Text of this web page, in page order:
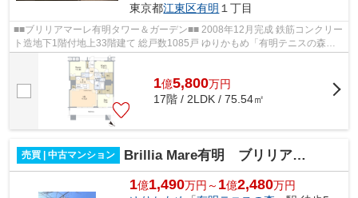
東京都江東区有明 １丁目
■■ブリリアマーレ有明タワー＆ガーデン■■ 2008年12月完成 鉄筋コンクリー
ト造地下1階付地上33階建て 総戸数1085戸 ゆりかもめ「有明テニスの森」
駅徒歩5分 りんかい線「国際展示場」...
1億5,800万円
17階 / 2LDK / 75.54㎡
売買 | 中古マンション Brillia Mare有明 ブリリアマーレ有明
1億1,490万円～ 1億2,480万円